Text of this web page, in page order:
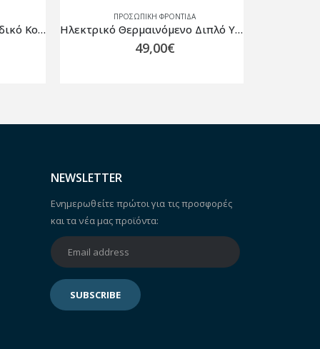
Κάλυμμα Γύψου Ποδιού Παιδικό Κοντό OSL4495 Orliman
ΠΡΟΣΩΠΙΚΗ ΦΡΟΝΤΙΔΑ
Ηλεκτρικό Θερμαινόμενο Διπλό Υπόστρωμα 160x140cm ARDES AR4U140
49,00€
NEWSLETTER
Ενημερωθείτε πρώτοι για τις προσφορές
και τα νέα μας προϊόντα: